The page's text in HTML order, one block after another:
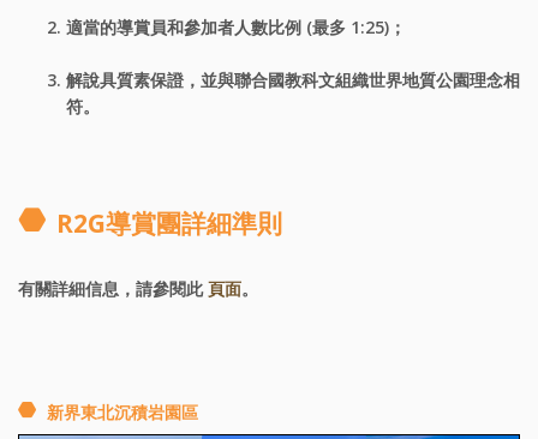
適當的導賞員和參加者人數比例 (最多 1:25)；
解說具質素保證，並與聯合國教科文組織世界地質公園理念相
符。
R2G導賞團詳細準則
有關詳細信息，請參閱此頁面。
新界東北沉積岩園區